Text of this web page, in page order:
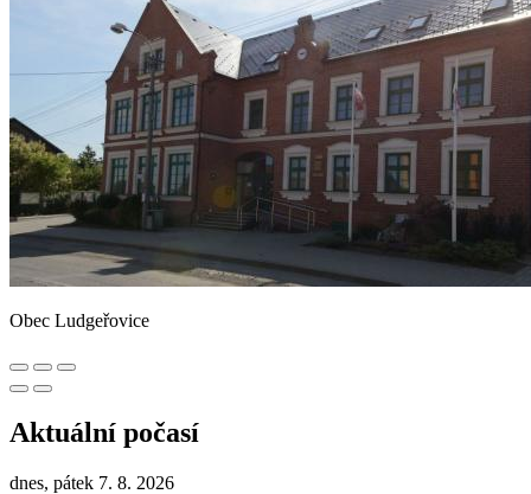
Obec Ludgeřovice
Aktuální počasí
dnes, pátek 7. 8. 2026